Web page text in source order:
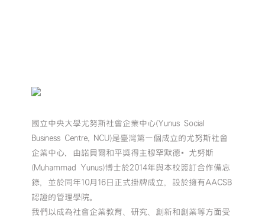
國立中央大學尤努斯社會企業中心(Yunus Social
Business Centre, NCU)是臺灣第一個成立的尤努斯社會
企業中心，由諾貝爾和平獎得主穆罕默德•尤努斯
(Muhammad Yunus)博士於2014年與本校簽訂合作備忘
錄，並於同年10月16日正式掛牌成立，設於擁有AACSB
認證的管理學院。
我們以成為社會企業教育、研究、創新和創業等方面受